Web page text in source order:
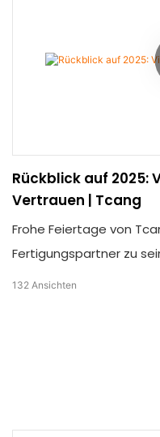
Rückblick auf 2025:
Vertrauen | Tcang
Frohe Feiertage von
Fertigungspartner zu
Freude und weiterhin
132 Ansichten